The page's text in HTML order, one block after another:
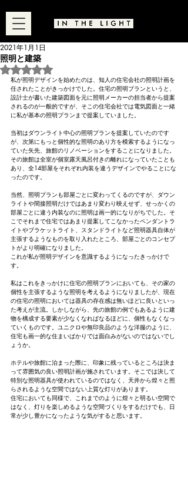
照明と建築
2021年1月1日
5つ星のうちNaNと評価されています。
私が照明デザインを始めたのは、知人の住宅会社の照明計画を
任されたことがきっかけでした。住宅の照明プランというと、
設計士が書いた建築図面を元に照明メーカーの担当者から提案
されるのが一般的ですが、そこの住宅会社では電気図面と一緒
に私が基本の照明プランまで提案していました。
当初はダウンライト中心の照明プランを提案していたのです
が、次第にもっと個性的な照明のあり方を模索するようになっ
ていた矢先、旅館のリノベーションをすることになりました。
その旅館は全室が個室露天風呂付きの離れになっていたことも
あり、全14部屋をそれぞれ内装を違うデザインでやることにな
ったのです。
当然、照明プランも部屋ごとに変わってくるのですが、ダウン
ライトや間接照明だけではあまり変わり映えせず、せっかくの
部屋ごとに違う内装なのに照明は画一的になりがちでした。そ
こでそれまで住宅ではあまり提案してこなかったペンダントラ
イトやブラケットライト、スタンドライトなど照明器具自体が
主張するようなものを取り入れたところ、部屋ごとのコンセプ
トがより明確になりました。
これが私が照明デザインを意識するようになったきっかけで
す。
私はこれをきっかけに住宅の照明プランにおいても、その家の
個性を主張するような照明を考えるようになりましたが、現在
の住宅の照明においては器具の存在感は無いほどに良いといっ
た考えが主流。しかしながら、先の旅館の例でもあるように建
物を構成する要素が少なくなればなるほどに、個性もなくなっ
ていくものです。ユニクロや無印良品のような洋服のように、
住宅も画一的な住まいばかりでは面白みがないのではないでし
ょうか。
ホテルや旅館に泊まった際に、印象に残っているところは決ま
って雰囲気の良い照明計画が施されています。そこでは決して
特別な照明器具が使われているのではなく、天井から煌々と照
らされるような空間ではない上質な灯りがあります。
住宅においても同様で、これまでのように煌々と明るい空間で
はなく、灯りを楽しめるような空間づくりをするだけでも、日
常が少し豊かになったような気がすると思います。